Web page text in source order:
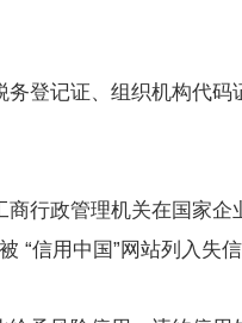
登记证、组织机构代码
行政管理机关在国家企
“信用中国”网站列入失